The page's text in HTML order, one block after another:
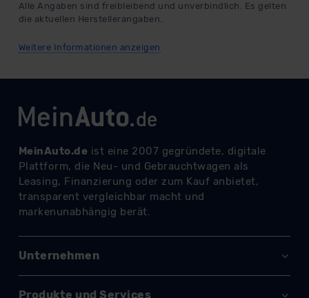
Alle Angaben sind freibleibend und unverbindlich. Es gelten
die aktuellen Herstellerangaben.
Weitere Informationen anzeigen